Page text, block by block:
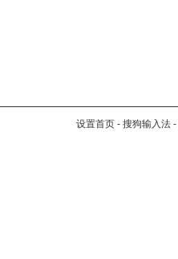
设置首页 - 搜狗输入法 -